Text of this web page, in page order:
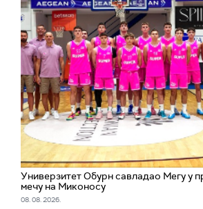
Универзитет Обурн савладао Мегу у
мечу на Миконосу
08. 08. 2026.